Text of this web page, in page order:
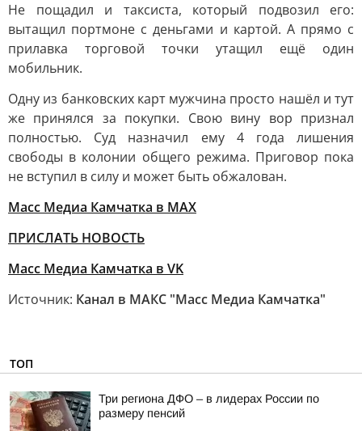
Не пощадил и таксиста, который подвозил его:
вытащил портмоне с деньгами и картой. А прямо с
прилавка торговой точки утащил ещё один
мобильник.
Одну из банковских карт мужчина просто нашёл и тут
же принялся за покупки. Свою вину вор признал
полностью. Суд назначил ему 4 года лишения
свободы в колонии общего режима. Приговор пока
не вступил в силу и может быть обжалован.
Масс Медиа Камчатка в MAX
ПРИСЛАТЬ НОВОСТЬ
Масс Медиа Камчатка в VK
Источник: Канал в МАКС "Масс Медиа Камчатка"
ТОП
Три региона ДФО – в лидерах России по
размеру пенсий